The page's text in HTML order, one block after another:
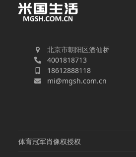
北京市朝阳区酒仙桥
4001818713
18612888118
mi@mgsh.com.cn
体育冠军肖像权授权